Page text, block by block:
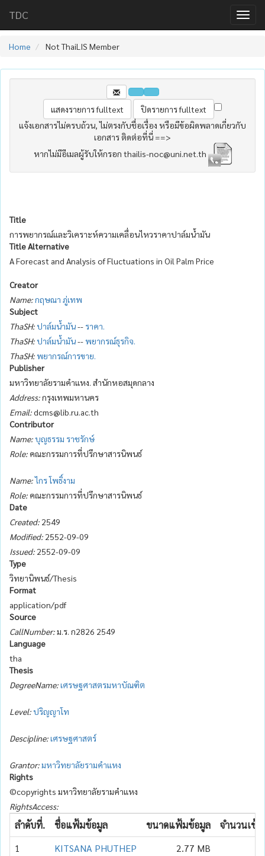
TDC
Home Not ThaiLIS Member
แจ้งเอกสารไม่ครบถ้วน, ไม่ตรงกับชื่อเรื่อง หรือมีข้อผิดพลาดเกี่ยวกับ
เอกสาร ติดต่อที่นี่ ==>
หากไม่มีอีเมลผู้รับให้กรอก thailis-noc@uni.net.th
Title
การพยากรณ์และวิเคราะห์ความเคลื่อนไหวราคาปาล์มน้ำมัน
Title Alternative
A Forecast and Analysis of Fluctuations in Oil Palm Price
Creator
Name:กฤษณา ภู่เทพ
Subject
ThaSH:ปาล์มน้ำมัน-- ราคา.
ThaSH:ปาล์มน้ำมัน--พยากรณ์ธุรกิจ.
ThaSH:พยากรณ์การขาย.
Publisher
มหาวิทยาลัยรามคำแหง. สำนักหอสมุดกลาง
Address:กรุงเทพมหานคร
Email:dcms@lib.ru.ac.th
Contributor
Name:บุญธรรม ราชรักษ์
Role: คณะกรรมการที่ปรึกษาสารนิพนธ์
Name:ไกร โพธิ์งาม
Role: คณะกรรมการที่ปรึกษาสารนิพนธ์
Date
Created: 2549
Modified: 2552-09-09
Issued: 2552-09-09
Type
วิทยานิพนธ์/Thesis
Format
application/pdf
Source
CallNumber:ม.ร. ก2826 2549
Language
tha
Thesis
DegreeName:เศรษฐศาสตรมหาบัณฑิต
Level:ปริญญาโท
Descipline:เศรษฐศาสตร์
Grantor:มหาวิทยาลัยรามคำแหง
Rights
©copyrights มหาวิทยาลัยรามคำแหง
RightsAccess:
ลำดับที่. ชื่อแฟ้มข้อมูล ขนาดแฟ้มข้อมูล
จำนวนเข้า
1
KITSANA PHUTHEP 2.77 MB